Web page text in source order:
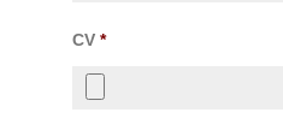
CV *